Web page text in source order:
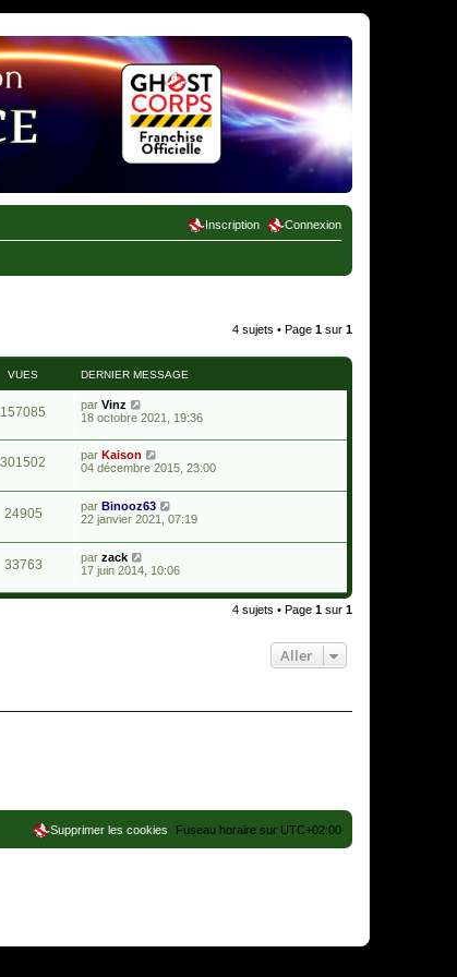
Connexion
Inscription
4 sujets • Page 1 sur 1
VUES DERNIER MESSAGE
157085 par Vinz
18 octobre 2021, 19:36
301502 par Kaison
04 décembre 2015, 23:00
24905 par Binooz63
22 janvier 2021, 07:19
33763 par zack
17 juin 2014, 10:06
4 sujets • Page 1 sur 1
Aller
Fuseau horaire sur UTC+02:00
Supprimer les cookies